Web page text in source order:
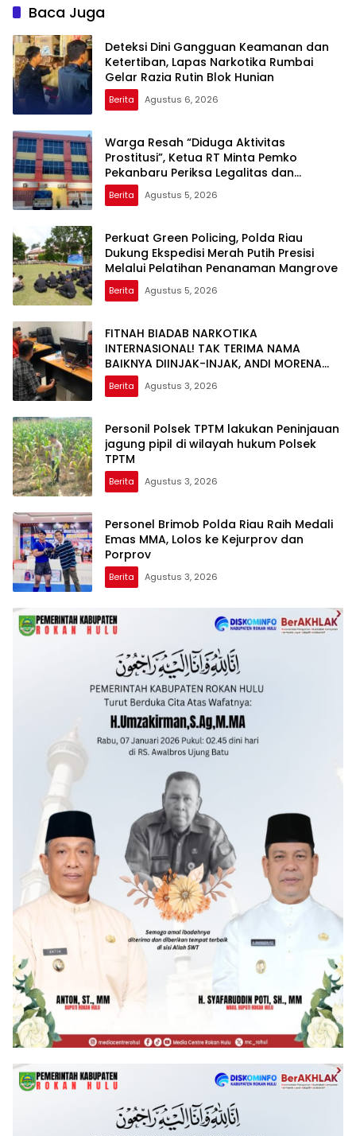
Baca Juga
Deteksi Dini Gangguan Keamanan dan
Ketertiban, Lapas Narkotika Rumbai
Gelar Razia Rutin Blok Hunian
Berita Agustus 6, 2026
Warga Resah “Diduga Aktivitas
Prostitusi”, Ketua RT Minta Pemko
Pekanbaru Periksa Legalitas dan
Aktivitas Z Homestay di Jalan Tanjung
Datuk
Berita Agustus 5, 2026
Perkuat Green Policing, Polda Riau
Dukung Ekspedisi Merah Putih Presisi
Melalui Pelatihan Penanaman Mangrove
Berita Agustus 5, 2026
FITNAH BIADAB NARKOTIKA
INTERNASIONAL! TAK TERIMA NAMA
BAIKNYA DIINJAK-INJAK, ANDI MORENA
DECLARE WAR: SIAP Bantai DAN SERET
AKUN PEMBUNUH KARAKTER KE PENJARA
Berita Agustus 3, 2026
Personil Polsek TPTM lakukan Peninjauan
jagung pipil di wilayah hukum Polsek
TPTM
Berita Agustus 3, 2026
Personel Brimob Polda Riau Raih Medali
Emas MMA, Lolos ke Kejurprov dan
Porprov
Berita Agustus 3, 2026